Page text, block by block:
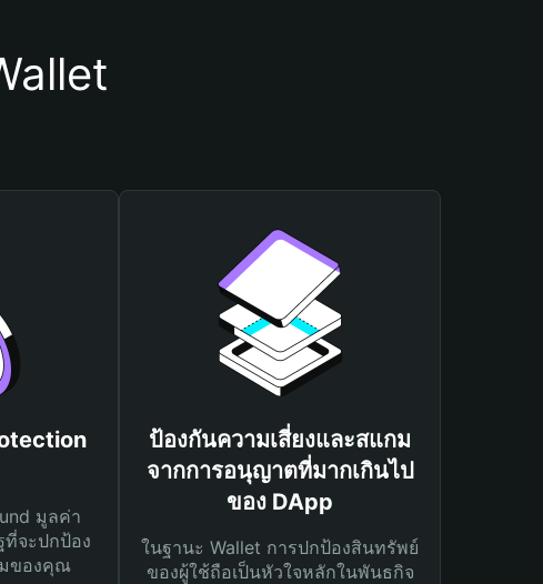
มูลค่า
จะปกป้อง
ของคุณ
ป้องกันความเสี่ยงและสแกม
จากการอนุญาตที่มากเกินไป
ของ DApp
ในฐานะ Wallet การปกป้องสินทรัพย์
ของผู้ใช้ถือเป็นหัวใจหลักในพันธกิจ